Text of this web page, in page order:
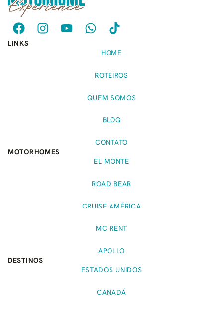
LINKS
HOME
ROTEIROS
QUEM SOMOS
BLOG
CONTATO
MOTORHOMES
EL MONTE
ROAD BEAR
CRUISE AMÉRICA
MC RENT
APOLLO
DESTINOS
ESTADOS UNIDOS
CANADÁ